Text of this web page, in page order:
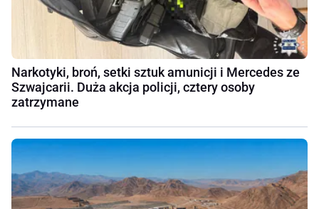
Narkotyki, broń, setki sztuk amunicji i Mercedes ze
Szwajcarii. Duża akcja policji, cztery osoby
zatrzymane